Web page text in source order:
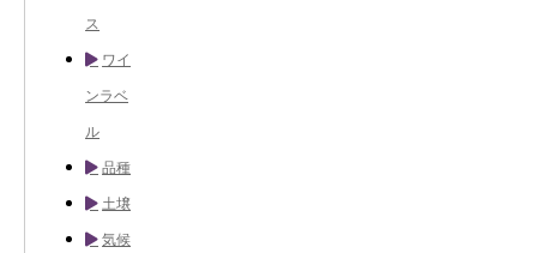
ス
ワイ
ンラベ
ル
品種
土壌
気候